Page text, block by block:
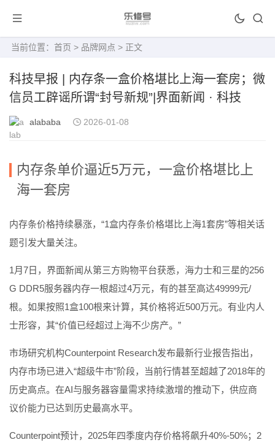
当前位置： 首页 > 品牌网点 > 正文
科技早报 | 内存条一盒价格堪比上海一套房；微
信员工辟谣所谓“封号新规”|界面新闻 · 科技
alababa 2026-01-08
内存条单价逼近5万元，一盒价格堪比上
海一套房
内存条价格持续暴涨，“1盒内存条价格堪比上海1套房”等相关话
题引发大量关注。
1月7日，界面新闻从第三方购物平台获悉，海力士和三星的256
G DDR5服务器内存一根超过4万元，有的甚至高达49999元/
根。如果按照1盒100根来计算，其价格将近500万元。有业内人
士形容，其“价值已经超过上海不少房产。”
市场研究机构Counterpoint Research发布最新行业报告指出，
内存市场已进入“超级牛市”阶段，当前行情甚至超越了2018年的
历史高点。在AI与服务器容量需求持续激增的推动下，供应商
议价能力已达到历史最高水平。
Counterpoint预计，2025年四季度内存价格将飙升40%-50%；2